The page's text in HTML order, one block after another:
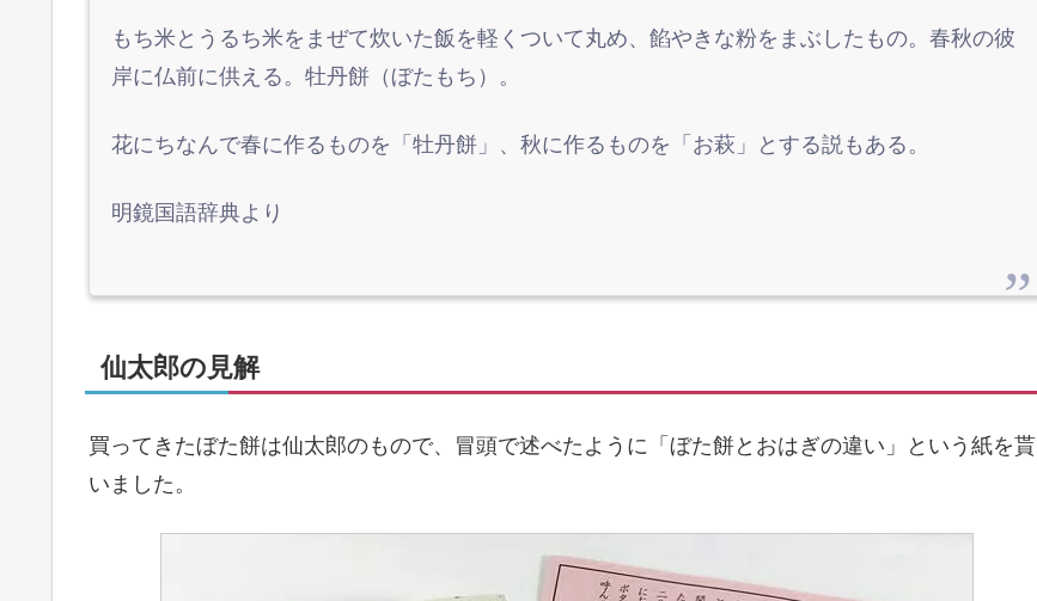
もち米とうるち米をまぜて炊いた飯を軽くついて丸め、餡やきな粉をまぶしたもの。春秋の彼
岸に仏前に供える。牡丹餅（ぼたもち）。
花にちなんで春に作るものを「牡丹餅」、秋に作るものを「お萩」とする説もある。
明鏡国語辞典より
仙太郎の見解
買ってきたぼた餅は仙太郎のもので、冒頭で述べたように「ぼた餅とおはぎの違い」という紙を貰
いました。